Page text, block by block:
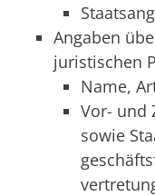
Angaben
juristischen
Name,
Vor- und
sowie